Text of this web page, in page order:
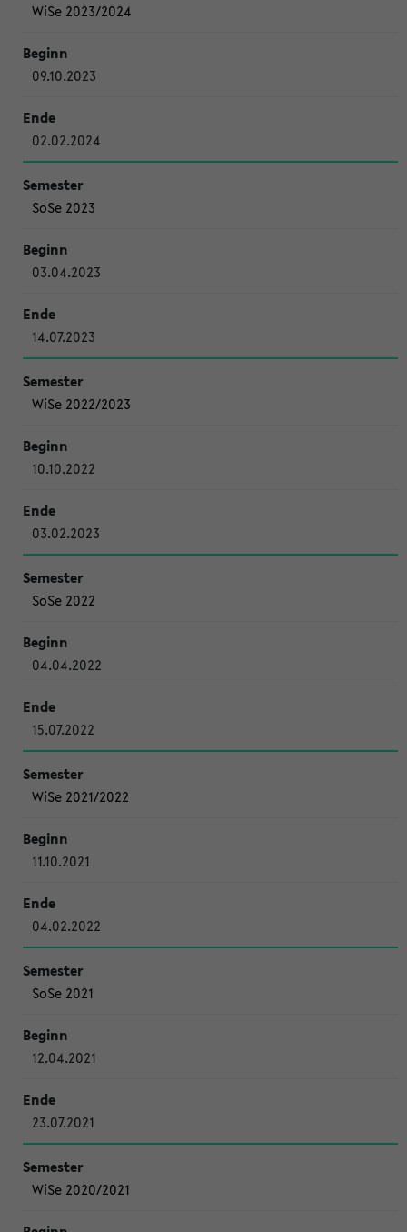
WiSe 2023/2024
09.10.2023
02.02.2024
SoSe 2023
03.04.2023
14.07.2023
WiSe 2022/2023
10.10.2022
03.02.2023
SoSe 2022
04.04.2022
15.07.2022
WiSe 2021/2022
11.10.2021
04.02.2022
SoSe 2021
12.04.2021
23.07.2021
WiSe 2020/2021